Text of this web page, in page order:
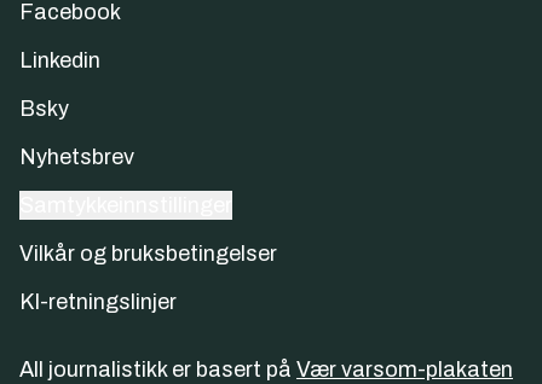
Facebook
Linkedin
Bsky
Nyhetsbrev
Vilkår og bruksbetingelser
KI-retningslinjer
All journalistikk er basert på Vær varsom-plakaten